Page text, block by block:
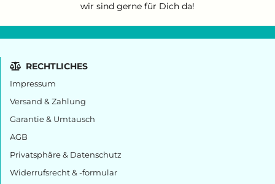
wir sind gerne für Dich da!
RECHTLICHES
Impressum
Versand & Zahlung
Garantie & Umtausch
AGB
Privatsphäre & Datenschutz
Widerrufsrecht & -formular